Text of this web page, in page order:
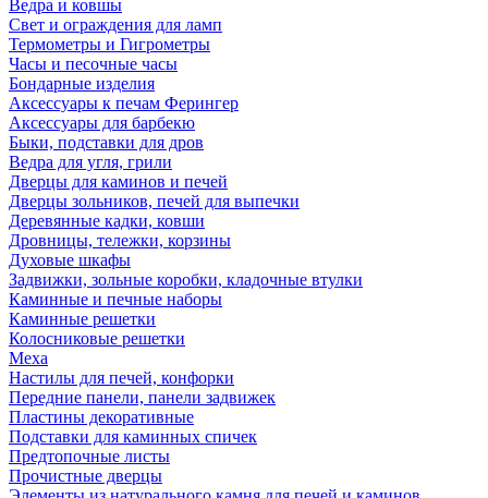
Ведра и ковшы
Свет и ограждения для ламп
Термометры и Гигрометры
Часы и песочные часы
Бондарные изделия
Аксессуары к печам Ферингер
Аксессуары для барбекю
Быки, подставки для дров
Ведра для угля, грили
Дверцы для каминов и печей
Дверцы зольников, печей для выпечки
Деревянные кадки, ковши
Дровницы, тележки, корзины
Духовые шкафы
Задвижки, зольные коробки, кладочные втулки
Каминные и печные наборы
Каминные решетки
Колосниковые решетки
Меха
Настилы для печей, конфорки
Передние панели, панели задвижек
Пластины декоративные
Подставки для каминных спичек
Предтопочные листы
Прочистные дверцы